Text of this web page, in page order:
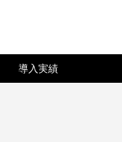
導入実績